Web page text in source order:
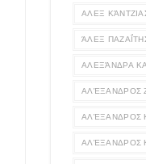
ΑΛΕΞ
ΆΛΕΞ ΠΑΖΑΪ́ΤΗΣ
ΑΛΕΞΆΝΔΡΑ
ΑΛΈΞΑΝΔΡΟΣ
ΑΛΈΞΑΝΔΡΟΣ
ΑΛΈΞΑΝΔΡΟΣ